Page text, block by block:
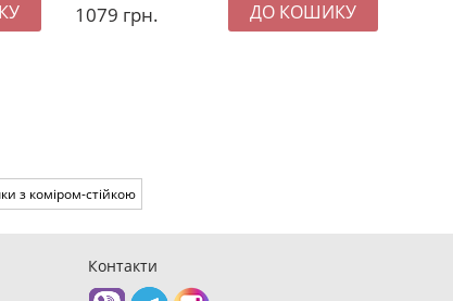
1079 грн.
з коміром-стійкою
Контакти